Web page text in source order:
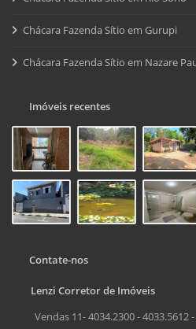
Chácara Fazenda Sítio em Gurupi
Chácara Fazenda Sítio em Nazare
Imóveis recentes
Contate-nos
Lenzi Corretor de Imóveis
Vendas 11- 4034.2300 - 4033.5612